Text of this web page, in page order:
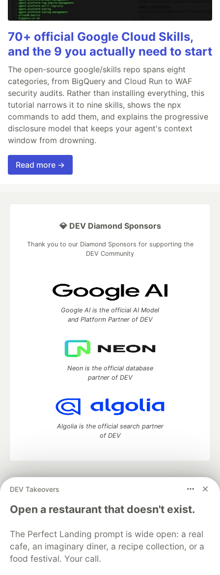
70+ official Google Cloud Skills,
and the 9 you actually need to start
The open-source google/skills repo spans eight
categories, from BigQuery and Cloud Run to WAF
security audits. Rather than installing everything, this
tutorial narrows it to nine skills, shows the npx
commands to add them, and explains the progressive
disclosure model that keeps your agent's context
window from drowning.
Read more →
DEV Takeovers
Open a restaurant that doesn't exist.
The Perfect Landing prompt is wide open: a real
cafe, an imaginary diner, a recipe collection, or a
food festival. Your call.
💎 DEV Diamond Sponsors
Thank you to our Diamond Sponsors for supporting the
DEV Community
Google AI is the official AI Model
and Platform Partner of DEV
Neon is the official database
partner of DEV
Algolia is the official search partner
of DEV
development and manage your software career
DEV Education Tracks
DEV Help
Advertise on DEV
Free Postgres Database
DEV Shop
MLH
Code of Conduct
Privacy Policy
Terms of Use
Built on
Forem— the open source software that powers
and other inclusive communities.